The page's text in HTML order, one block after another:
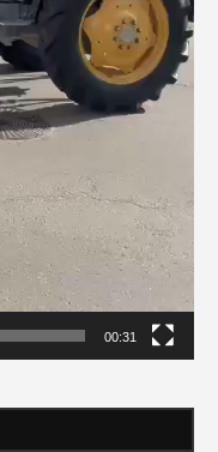
00:31